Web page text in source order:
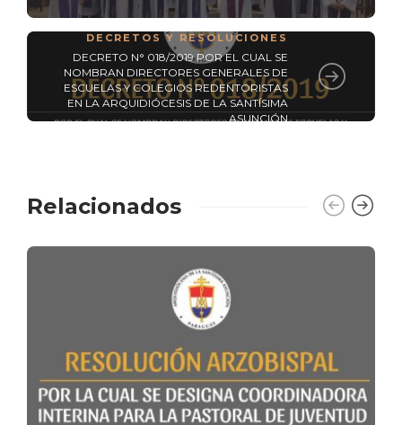
DECRETOS Y RESOLUCIONES
DECRETO N° 018/2019 POR EL CUAL SE
NOMBRAN DIRECTORES GENERALES DE
ESCUELAS Y COLEGIOS REDENTORISTAS
EN LA ARQUIDIÓCESIS DE LA SANTÍSIMA
ASUNCIÓN
Relacionados